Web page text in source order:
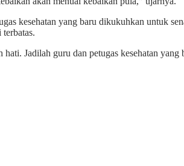
kesehatan yang baru dikukuhkan untuk
Jadilah guru dan petugas kesehatan